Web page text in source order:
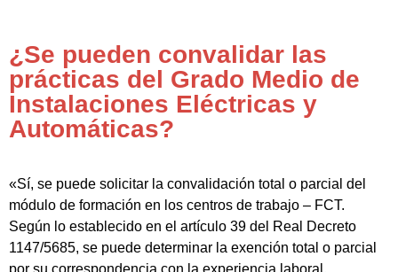
¿Se pueden convalidar las
prácticas del Grado Medio de
Instalaciones Eléctricas y
Automáticas?
«Sí, se puede solicitar la convalidación total o parcial del
módulo de formación en los centros de trabajo – FCT.
Según lo establecido en el artículo 39 del Real Decreto
1147/5685, se puede determinar la exención total o parcial